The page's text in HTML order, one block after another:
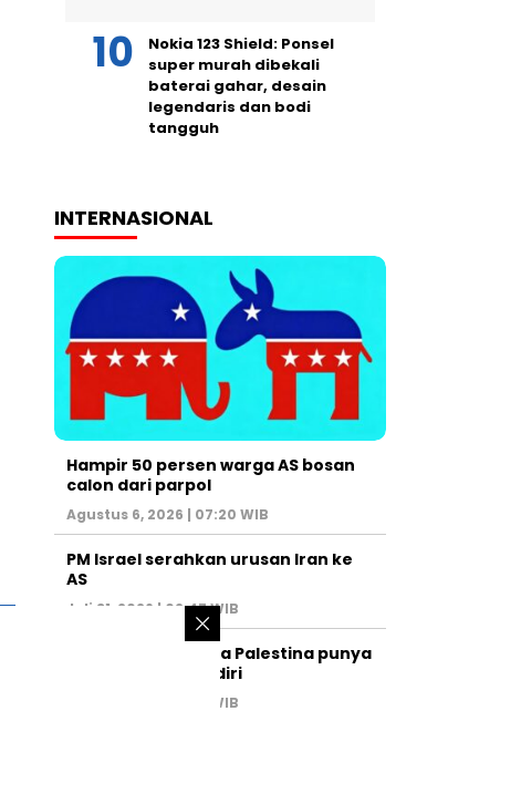
Nokia 123 Shield: Ponsel
super murah dibekali
baterai gahar, desain
legendaris dan bodi
tangguh
INTERNASIONAL
Hampir 50 persen warga AS bosan
calon dari parpol
Agustus 6, 2026 | 07:20 WIB
PM Israel serahkan urusan Iran ke
AS
Juli 31, 2026 | 02:47 WIB
Israel larang warga Palestina punya
kamar mandi sendiri
Juli 22, 2026 | 14:50 WIB